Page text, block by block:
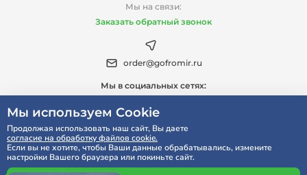
Мы на связи:
Заказать обратный звонок
order@gofromir.ru
Мы в социальных сетях:
Мы используем Cookie
Продолжая использовать наш сайт, Вы даете
согласие на обработку файлов cookie.
Если вы не хотите, чтобы Ваши данные обрабатывались, измените
настройки Вашего браузера или покиньте сайт.